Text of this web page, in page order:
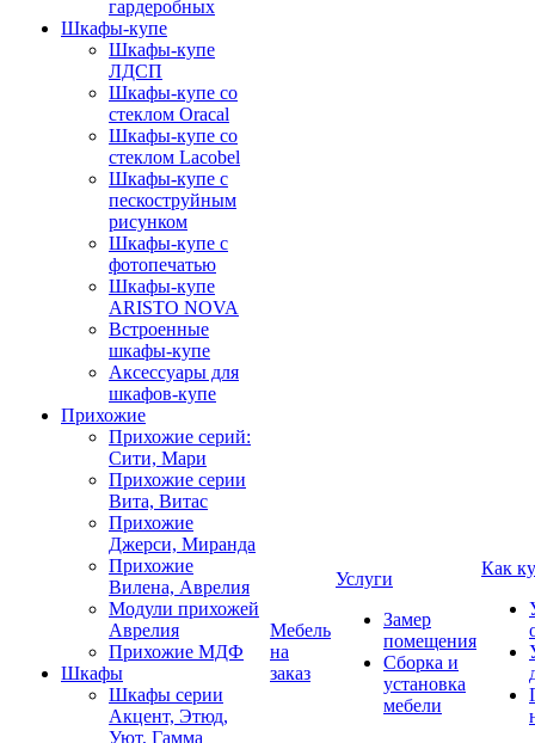
гардеробных
Шкафы-купе
Шкафы-купе
ЛДСП
Шкафы-купе со
стеклом Oracal
Шкафы-купе со
стеклом Lacobel
Шкафы-купе с
пескоструйным
рисунком
Шкафы-купе с
фотопечатью
Шкафы-купе
ARISTO NOVA
Встроенные
шкафы-купе
Аксессуары для
шкафов-купе
Прихожие
Прихожие серий:
Сити, Мари
Прихожие серии
Вита, Витас
Прихожие
Джерси, Миранда
Прихожие
Вилена, Аврелия
Модули прихожей
Аврелия
Прихожие МДФ
Шкафы
Шкафы серии
Акцент, Этюд,
Уют, Гамма
Мебель
на
заказ
Услуги
Замер
помещения
Сборка и
установка
мебели
Как